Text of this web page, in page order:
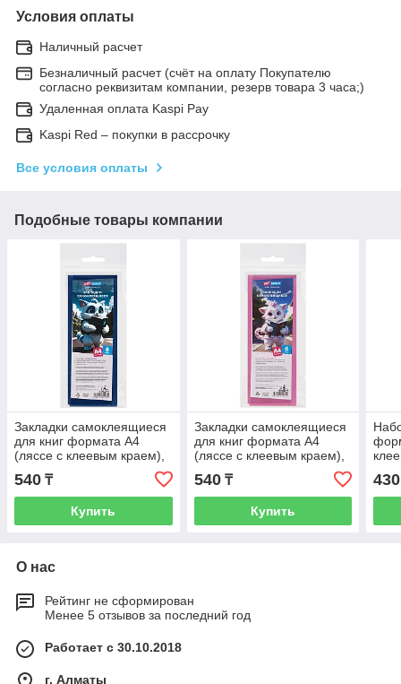
Условия оплаты
Наличный расчет
Безналичный расчет (счёт на оплату Покупателю
согласно реквизитам компании, резерв товара 3 часа;)
Удаленная оплата Kaspi Pay
Kaspi Red – покупки в рассрочку
Все условия оплаты
Подобные товары компании
Закладки самоклеящиеся
для книг формата А4
(ляссе с клеевым краем),
ПВХ, 6 штук, ArtSpace,
индиго си
540 ₸
Купить
Закладки самоклеящиеся
для книг формата А4
(ляссе с клеевым краем),
ПВХ, 6 штук, ArtSpace,
розовый ф
540₸
Купить
430
О нас
Рейтинг не сформирован
Менее 5 отзывов за последний год
Работает с 30.10.2018
г. Алматы